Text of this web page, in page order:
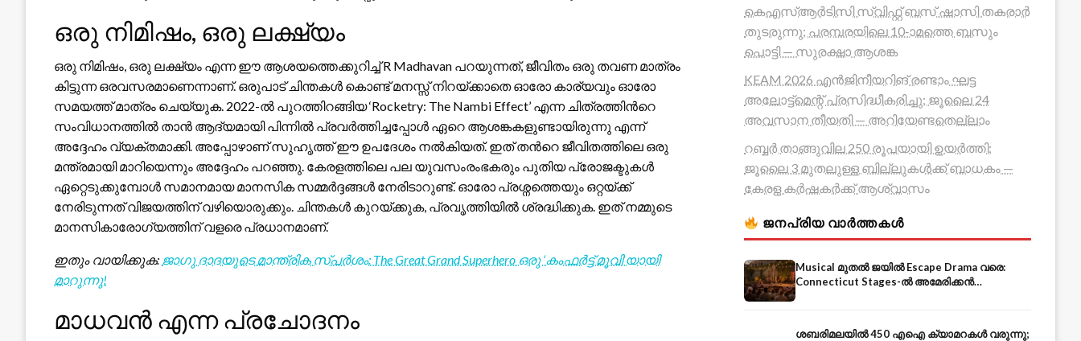
ഒരു നിമിഷം, ഒരു ലക്ഷ്യം
ഒരു നിമിഷം, ഒരു ലക്ഷ്യം എന്ന ഈ ആശയത്തെക്കുറിച്ച് R Madhavan പറയുന്നത്, ജീവിതം ഒരു തവണ മാത്രം
കിട്ടുന്ന ഒരവസരമാണെന്നാണ്. ഒരുപാട് ചിന്തകൾ കൊണ്ട് മനസ്സ് നിറയ്ക്കാതെ ഓരോ കാര്യവും ഓരോ
സമയത്ത് മാത്രം ചെയ്യുക. 2022-ൽ പുറത്തിറങ്ങിയ ‘Rocketry: The Nambi Effect’ എന്ന ചിത്രത്തിന്‍റെ
സംവിധാനത്തിൽ താൻ ആദ്യമായി പിന്നിൽ പ്രവർത്തിച്ചപ്പോൾ ഏറെ ആശങ്കകളുണ്ടായിരുന്നു എന്ന്
അദ്ദേഹം വ്യക്തമാക്കി. അപ്പോഴാണ് സുഹൃത്ത് ഈ ഉപദേശം നൽകിയത്. ഇത് തന്‍റെ ജീവിതത്തിലെ ഒരു
മന്ത്രമായി മാറിയെന്നും അദ്ദേഹം പറഞ്ഞു. കേരളത്തിലെ പല യുവസംരംഭകരും പുതിയ പ്രോജക്ടുകൾ
ഏറ്റെടുക്കുമ്പോൾ സമാനമായ മാനസിക സമ്മർദ്ദങ്ങൾ നേരിടാറുണ്ട്. ഓരോ പ്രശ്നത്തെയും ഒറ്റയ്ക്ക്
നേരിടുന്നത് വിജയത്തിന് വഴിയൊരുക്കും. ചിന്തകൾ കുറയ്ക്കുക, പ്രവൃത്തിയിൽ ശ്രദ്ധിക്കുക. ഇത് നമ്മുടെ
മാനസികാരോഗ്യത്തിന് വളരെ പ്രധാനമാണ്.
ഇതും വായിക്കുക: ജാഗു ദാദയുടെ മാന്ത്രിക സ്പർശം: The Great Grand Superhero ഒരു ‘കംഫർട്ട് മൂവി’യായി
മാറുന്നു!
മാധവൻ എന്ന പ്രചോദനം
കെഎസ്ആർടിസി സ്വിഫ്റ്റ് ബസ് ഷാസി തകരാർ
തുടരുന്നു; പരമ്പരയിലെ 10-ാമത്തെ ബസും
പൊട്ടി — സുരക്ഷാ ആശങ്ക
KEAM 2026 എൻജിനീയറിങ് രണ്ടാം ഘട്ട
അലോട്ട്മെന്റ് പ്രസിദ്ധീകരിച്ചു; ജൂലൈ 24
അവസാന തീയതി — അറിയേണ്ടതെല്ലാം
റബ്ബർ താങ്ങുവില 250 രൂപയായി ഉയർത്തി;
ജൂലൈ 3 മുതലുള്ള ബില്ലുകൾക്ക് ബാധകം —
കേരള കർഷകർക്ക് ആശ്വാസം
ജനപ്രിയ വാർത്തകൾ
Musical മുതൽ ജയിൽ Escape Drama വരെ:
Connecticut Stages-ൽ അമേരിക്കൻ
ശബരിമലയിൽ 450 എഐ ക്യാമറകൾ വരുന്നു;